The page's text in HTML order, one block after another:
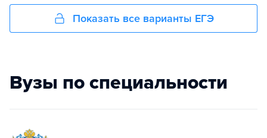
Показать все варианты ЕГЭ
Вузы по специальности